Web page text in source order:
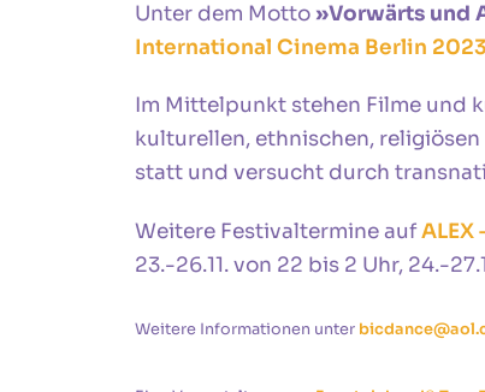
Unter dem Motto »Vorwärts und
International Cinema Berlin 2023
Im Mittelpunkt stehen Filme und
kulturellen, ethnischen,
statt und versucht durch
Weitere Festivaltermine aufALEX
23.-26.11. von 22 bis 2 Uhr, 24.-
Weitere Informationen unter